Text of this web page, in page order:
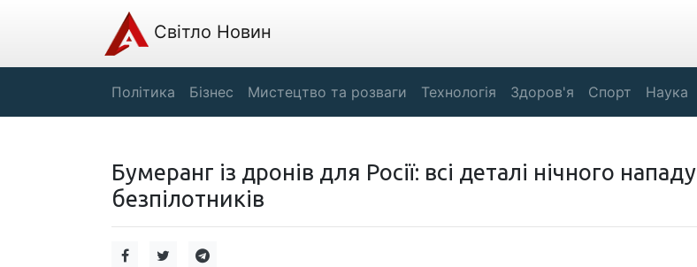
Світло Новин
Політика Бізнес Мистецтво та розваги Технологія Здоров'я Спорт Наука
Бумеранг із дронів для Росії: всі деталі нічного нападу
безпілотників